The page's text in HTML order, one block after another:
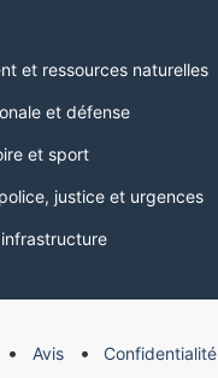
et ressources naturelles
et défense
et sport
justice et urgences
Avis Confidentialité